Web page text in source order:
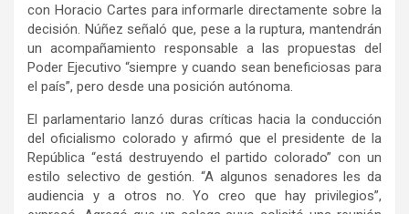
con Horacio Cartes para informarle directamente sobre la
decisión. Núñez señaló que, pese a la ruptura, mantendrán
un acompañamiento responsable a las propuestas del
Poder Ejecutivo “siempre y cuando sean beneficiosas para
el país”, pero desde una posición autónoma.
El parlamentario lanzó duras críticas hacia la conducción
del oficialismo colorado y afirmó que el presidente de la
República “está destruyendo el partido colorado” con un
estilo selectivo de gestión. “A algunos senadores les da
audiencia y a otros no. Yo creo que hay privilegios”,